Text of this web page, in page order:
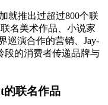
就推出过超过800个联
名美术作品、小说家
巡演合作的营销、Jay-
段的消费者传递品牌与
联名作品